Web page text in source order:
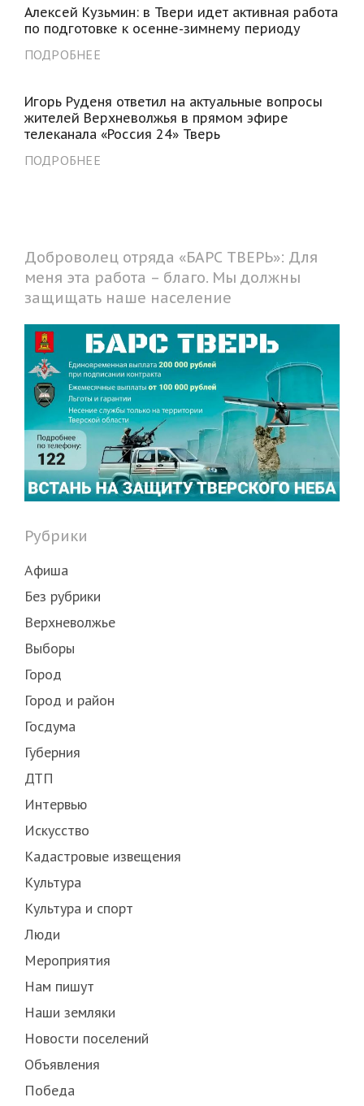
Алексей Кузьмин: в Твери идет активная работа
по подготовке к осенне-зимнему периоду
ПОДРОБНЕЕ
Игорь Руденя ответил на актуальные вопросы
жителей Верхневолжья в прямом эфире
телеканала «Россия 24» Тверь
ПОДРОБНЕЕ
Доброволец отряда «БАРС ТВЕРЬ»: Для
меня эта работа – благо. Мы должны
защищать наше население
Рубрики
Афиша
Без рубрики
Верхневолжье
Выборы
Город
Город и район
Госдума
Губерния
ДТП
Интервью
Искусство
Кадастровые извещения
Культура
Культура и спорт
Люди
Мероприятия
Нам пишут
Наши земляки
Новости поселений
Объявления
Победа